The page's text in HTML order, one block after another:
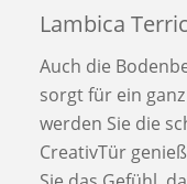
Lambica
Auch die
sorgt für ein
werden Sie die
CreativTür